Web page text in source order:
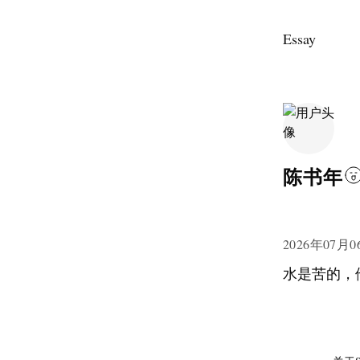
Essay
陈书年
2026年07月
水是苦的